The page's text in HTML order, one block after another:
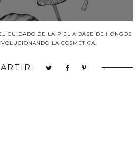
CUIDADO DE LA PIEL A BASE DE HONGOS
LA COSMÉTICA.